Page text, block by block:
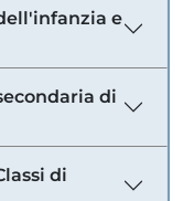
e
di
di